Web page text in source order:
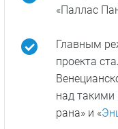
«Паллас
Главным
проекта
над такими
рана» и «